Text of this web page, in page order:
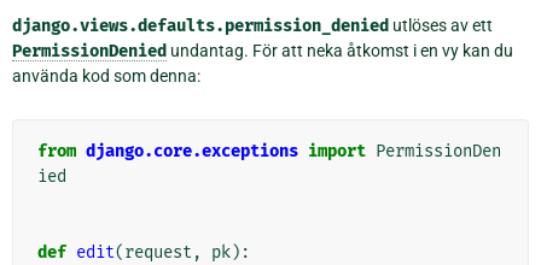
django.views.defaults.permission_denied utlöses av ett
PermissionDenied undantag. För att neka åtkomst i en vy kan du
använda kod som denna:
from django.core.exceptions import PermissionDen
ied
def edit(request , pk):